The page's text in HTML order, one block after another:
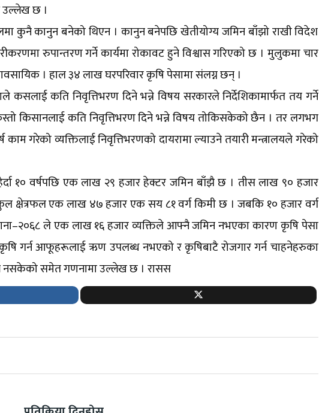
उल्लेख छ ।
कुनै कानुन बनेको थिएन । कानुन बनेपछि खेतीयोग्य जमिन बाँझो राखी विदेश
रुपान्तरण गर्ने कार्यमा रोकावट हुने विश्वास गरिएको छ । मुलुकमा चार
। हाल ३४ लाख घरपरिवार कृषि पेसामा संलग्न छन् ।
कति निवृत्तिभरण दिने भन्ने विषय सरकारले निर्देशिकामार्फत तय गर्ने
किसानलाई कति निवृत्तिभरण दिने भन्ने विषय तोकिसकेको छैन । तर लगभग
गरेको व्यक्तिलाई निवृत्तिभरणको दायरामा ल्याउने तयारी मन्त्रालयले गरेको
१० वर्षपछि एक लाख २९ हजार हेक्टर जमिन बाँझै छ । तीस लाख ९० हजार
क्षेत्रफल एक लाख ४७ हजार एक सय ८१ वर्ग किमी छ । जबकि १० हजार वर्ग
ले एक लाख १६ हजार व्यक्तिले आफ्नै जमिन नभएका कारण कृषि पेसा
गर्न आफूहरूलाई ऋण उपलब्ध नभएको र कृषिबाटै रोजगार गर्न चाहनेहरुका
नसकेको समेत गणनामा उल्लेख छ । रासस